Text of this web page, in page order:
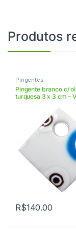
Produtos
Pingentes
Pingente branco c/
turquesa 3 x 3 cm –
R$140.00